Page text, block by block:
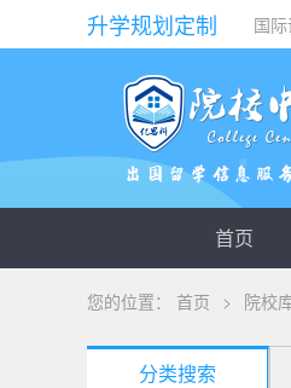
升学规划定制 国
首页
您的位置： 首页 > 院校
分类搜索